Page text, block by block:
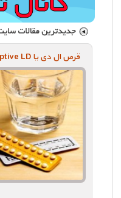
قرص ال دی یا Contraceptive LD